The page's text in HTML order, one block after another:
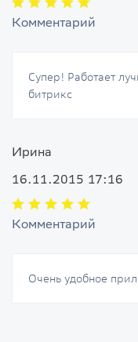
Комментарий
Супер! Работает
битрикс
Ирина
16.11.2015 17:16
Комментарий
Очень удобное